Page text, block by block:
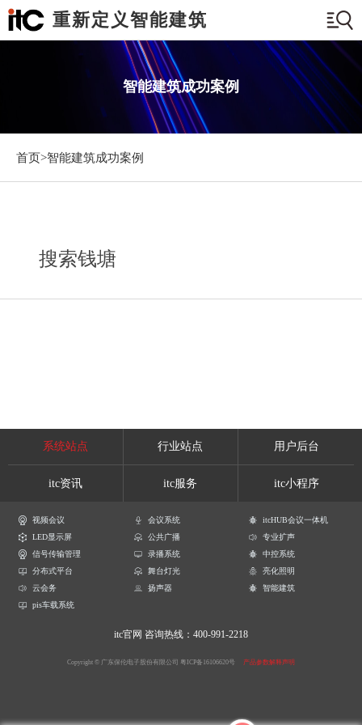
重新定义智能建筑
智能建筑成功案例
首页>智能建筑成功案例
搜索钱塘
系统站点 行业站点 用户后台
itc资讯 itc服务 itc小程序
视频会议 会议系统
itcHUB会议一体机
LED显示屏
公共广播
专业扩声
信号传输管理
录播系统
中控系统
分布式平台
舞台灯光
亮化照明
云会务
扬声器
智能建筑
pis车载系统
itc官网 咨询热线：400-991-2218
Copyright © 广东保伦电子股份有限公司 粤ICP备16106620号 产品参数解释声明